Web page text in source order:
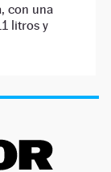
con una
litros y